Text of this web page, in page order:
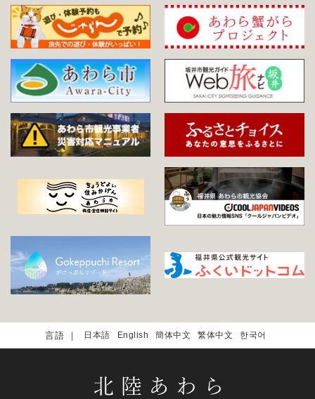
日本語 English 簡体中文 繁体中文 한국어